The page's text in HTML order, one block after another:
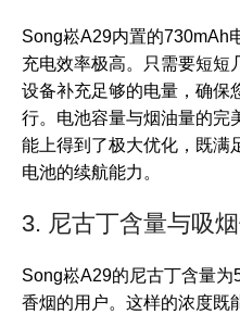
Song崧A29内置的730mAh
充电效率极高。只需要短短
设备补充足够的电量，确保
行。电池容量与烟油量的完
能上得到了极大优化，既满
电池的续航能力。
3. 尼古丁含量与吸
Song崧A29的尼古丁含量
香烟的用户。这样的浓度既